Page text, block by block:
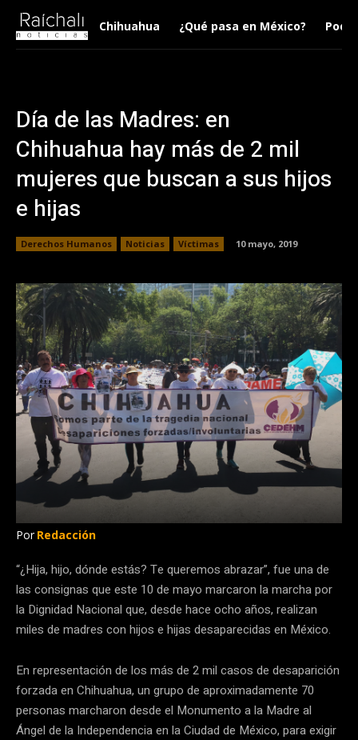
Chihuahua ¿Qué pasa en México?
Día de las Madres: en
Chihuahua hay más de 2 mil
mujeres que buscan a sus hijos
e hijas
Derechos Humanos Noticias Víctimas 10 mayo, 2019
Por Redacción
“¿Hija, hijo, dónde estás? Te queremos abrazar”, fue una de
las consignas que este 10 de mayo marcaron la marcha por
la Dignidad Nacional que, desde hace ocho años, realizan
miles de madres con hijos e hijas desaparecidas en México.
En representación de los más de 2 mil casos de desaparición
forzada en Chihuahua, un grupo de aproximadamente 70
personas marcharon desde el Monumento a la Madre al
Ángel de la Independencia en la Ciudad de México, para exigir